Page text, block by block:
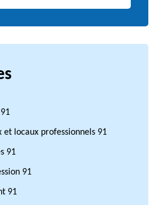
et locaux professionnels 91
91
91
91